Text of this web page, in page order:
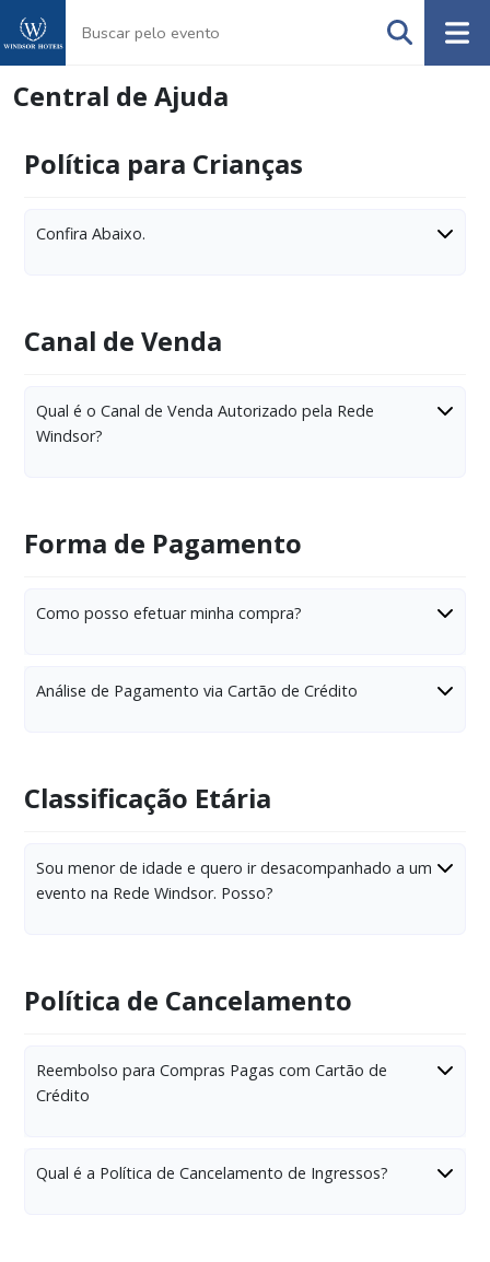
Central de Ajuda
Política para Crianças
Confira Abaixo.
Canal de Venda
Qual é o Canal de Venda Autorizado pela Rede
Windsor?
Forma de Pagamento
Como posso efetuar minha compra?
Análise de Pagamento via Cartão de Crédito
Classificação Etária
Sou menor de idade e quero ir desacompanhado a um
evento na Rede Windsor. Posso?
Política de Cancelamento
Reembolso para Compras Pagas com Cartão de
Crédito
Qual é a Política de Cancelamento de Ingressos?